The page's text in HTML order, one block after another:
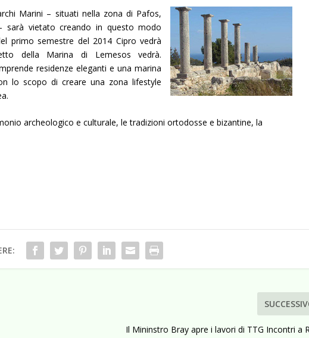
Marini – situati nella zona di Pafos,
sarà vietato creando in questo modo
primo semestre del 2014 Cipro vedrà
della Marina di Lemesos vedrà.
residenze eleganti e una marina
lo scopo di creare una zona lifestyle
archeologico e culturale, le tradizioni ortodosse e bizantine, la
Il Mininstro Bray apre i lavori di TTG Incontri a